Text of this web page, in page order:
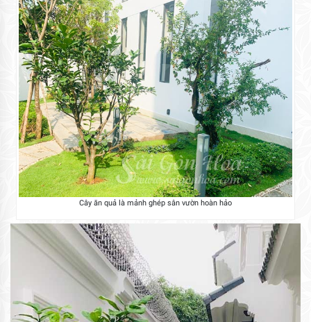
Cây ăn quả là mảnh ghép sân vườn hoàn hảo